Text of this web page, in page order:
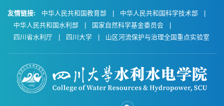
友情链接: 中华人民共和国教育部 中华人民共和国科学技术部
中华人民共和国水利部
国家自然科学基金委员会
四川省水利厅
四川大学 山区河流保护与治理全国重点实验室